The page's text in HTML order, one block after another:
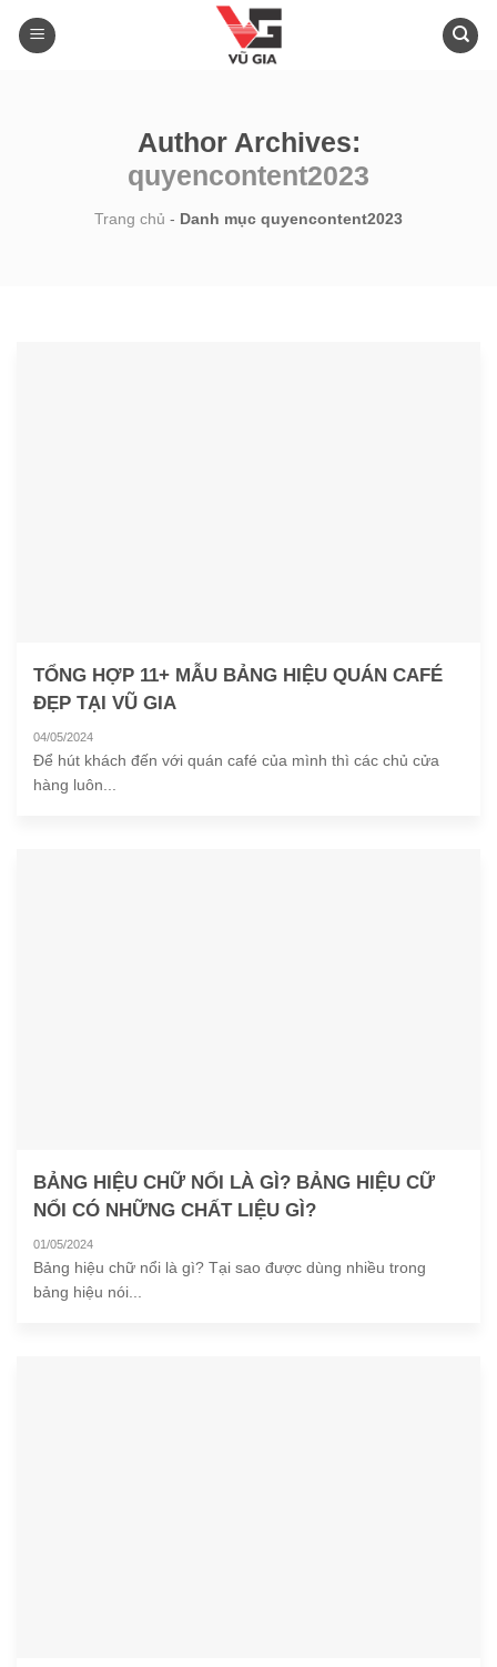
Author Archives:
quyencontent2023
Trang chủ - Danh mục quyencontent2023
TỔNG HỢP 11+ MẪU BẢNG HIỆU QUÁN CAFÉ
ĐẸP TẠI VŨ GIA
04/05/2024
Để hút khách đến với quán café của mình thì các chủ cửa
hàng luôn...
BẢNG HIỆU CHỮ NỔI LÀ GÌ? BẢNG HIỆU CỮ
NỔI CÓ NHỮNG CHẤT LIỆU GÌ?
01/05/2024
Bảng hiệu chữ nổi là gì? Tại sao được dùng nhiều trong
bảng hiệu nói...